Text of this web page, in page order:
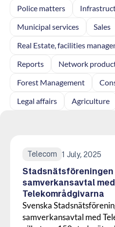
Police matters
Municipal services
Sales
Real Estate, facilities
Reports
Network
Forest Management
Legal affairs
Agriculture
Telecom 1 July, 2025
samverkansavtal med
Telekområdgivarna
Svenska
samverkansavtal med